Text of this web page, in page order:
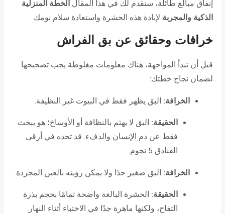
إنفاق مبالغ طائلة، سنقدم لك في هذا المقال الخطة المنزلية
الذكية والمجربة لإبادة هذه الحشرة واستعادة سلام نومك.
خرافات وحقائق عن بق الفراش
قبل أن تبدأ المواجهة، هناك معلومات مغلوطة يجب تصحيحها
لضمان نجاح خطتك:
الخرافة: البق يظهر فقط في البيوت غير النظيفة.
الحقيقة: البق لا يهتم بالنظافة أو الأوساخ؛ هو يبحث
فقط عن دم الإنسان والدفء. قد تجده في أرقى
الفنادق 5 نجوم.
الخرافة: البق صغير جدًا ولا يمكن رؤيته بالعين المجردة.
الحقيقة: الحشرة البالغة واضحة تمامًا بحجم بذرة
التفاح، ولكنها ماهرة جدًا في الاختباء أثناء النهار.